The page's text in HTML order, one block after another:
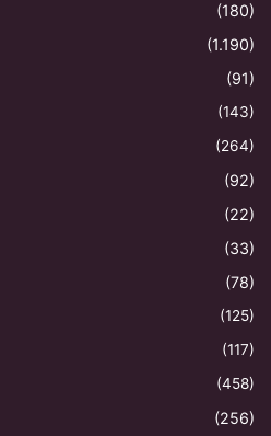
(180)
(1.190)
(91)
(143)
(264)
(92)
(22)
(33)
(78)
(125)
(117)
(458)
(256)